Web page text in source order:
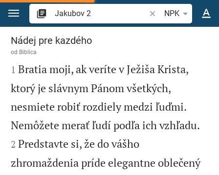
Prejsť na obsah
Vyhľadajte biblický
NPK
Jakubov 2
Nádej pre kazdého
od Biblica

1 Bratia moji, ak veríte v Ježiša Krista,
ktorý je slávnym Pánom všetkých,
nesmiete robiť rozdiely medzi ľuďmi.
Nemôžete merať ľudí podľa ich vzhľadu.
2 Predstavte si, že do vášho
zhromaždenia príde elegantne oblečený